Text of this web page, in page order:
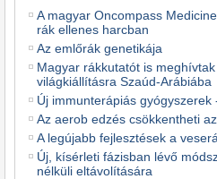
A magyar Oncompass
rák ellenes harcban
Az emlőrák genetikája
Magyar rákkutatót is
világkiállításra Szaúd-Arábiába
Új immunterápiás
Az aerob edzés csökkentheti
A legújabb fejlesztések a
Új, kísérleti fázisban lévő
nélküli eltávolítására